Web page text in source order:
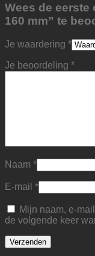
Wees de eerste
160 mm” te
Je waardering *
Je beoordeling *
Naam *
E-mail *
Mijn naam, e-
de volgende keer